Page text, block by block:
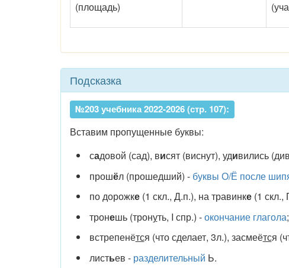
(площадь)
Подсказка
№203 учебника 2022-2026 (стр. 107):
Вставим пропущенные буквы:
садовой (сад), висят (виснут), удивились
прошёл (прошедший) - буквы О/Ё после
по дорожке(1 скл., Д.п.), на травинке(1 скл.,
тронешь (тронуть, I спр.) -окончание глагола;
встрепенётся (что сделает, 3л.), засмеётся
листьев - разделительный Ь.